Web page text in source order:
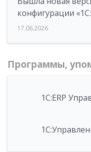
конфигурации
17.06.2026
Программы,
1С:ERP